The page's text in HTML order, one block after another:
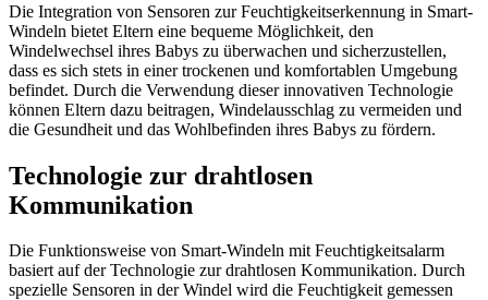
Die Integration von Sensoren zur Feuchtigkeitserkennung in Smart-
Windeln bietet Eltern eine bequeme Möglichkeit, den
Windelwechsel ihres Babys zu überwachen und sicherzustellen,
dass es sich stets in einer trockenen und komfortablen Umgebung
befindet. Durch die Verwendung dieser innovativen Technologie
können Eltern dazu beitragen, Windelausschlag zu vermeiden und
die Gesundheit und das Wohlbefinden ihres Babys zu fördern.
Technologie zur drahtlosen
Kommunikation
Die Funktionsweise von Smart-Windeln mit Feuchtigkeitsalarm
basiert auf der Technologie zur drahtlosen Kommunikation. Durch
spezielle Sensoren in der Windel wird die Feuchtigkeit gemessen